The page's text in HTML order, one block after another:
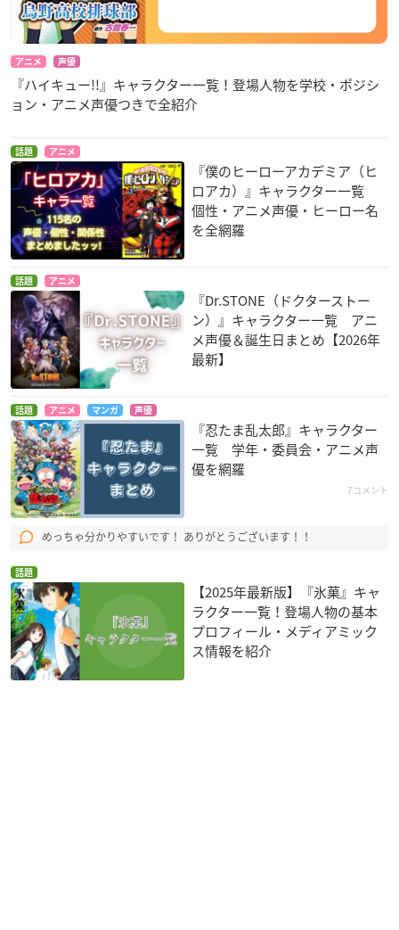
アニメ 声優
『ハイキュー!!』キャラクター一覧！登場人物を学校・ポジシ
ョン・アニメ声優つきで全紹介
話題 アニメ
『僕のヒーローアカデミア（ヒ
ロアカ）』キャラクター一覧
個性・アニメ声優・ヒーロー名
を全網羅
話題 アニメ
『Dr.STONE（ドクターストー
ン）』キャラクター一覧 アニ
メ声優＆誕生日まとめ【2026年
最新】
話題 アニメ マンガ 声優
『忍たま乱太郎』キャラクター
一覧 学年・委員会・アニメ声
優を網羅
7コメント
めっちゃ分かりやすいです！ ありがとうございます！！
話題
【2025年最新版】『氷菓』キャ
ラクター一覧！登場人物の基本
プロフィール・メディアミック
ス情報を紹介